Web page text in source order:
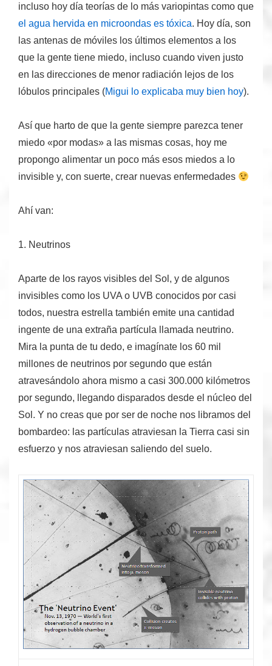
incluso hoy día teorías de lo más variopintas como que
el agua hervida en microondas es tóxica. Hoy día, son
las antenas de móviles los últimos elementos a los
que la gente tiene miedo, incluso cuando viven justo
en las direcciones de menor radiación lejos de los
lóbulos principales (Migui lo explicaba muy bien hoy).
Así que harto de que la gente siempre parezca tener
miedo «por modas» a las mismas cosas, hoy me
propongo alimentar un poco más esos miedos a lo
invisible y, con suerte, crear nuevas enfermedades
Ahí van:
1. Neutrinos
Aparte de los rayos visibles del Sol, y de algunos
invisibles como los UVA o UVB conocidos por casi
todos, nuestra estrella también emite una cantidad
ingente de una extraña partícula llamada neutrino.
Mira la punta de tu dedo, e imagínate los 60 mil
millones de neutrinos por segundo que están
atravesándolo ahora mismo a casi 300.000 kilómetros
por segundo, llegando disparados desde el núcleo del
Sol. Y no creas que por ser de noche nos libramos del
bombardeo: las partículas atraviesan la Tierra casi sin
esfuerzo y nos atraviesan saliendo del suelo.